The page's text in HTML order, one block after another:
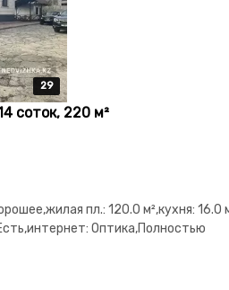
29
29
29
29
29
соток, 220 м²
пл.: 120.0 м²,кухня: 16.0
Оптика,Полностью
меблирована,потолки: